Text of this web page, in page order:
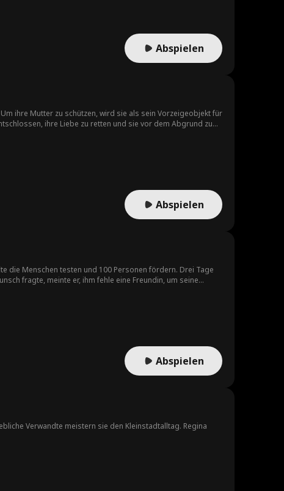
Abspielen
ihre Mutter zu schützen, wird sie als sein Vorzeigeobjekt für
ihre Liebe zu retten und sie vor dem Abgrund zu
Abspielen
die Menschen testen und 100 Personen fördern. Drei Tage
fragte, meinte er, ihm fehle eine Freundin, um seine
Abspielen
Verwandte meistern sie den Kleinstadtalltag. Regina